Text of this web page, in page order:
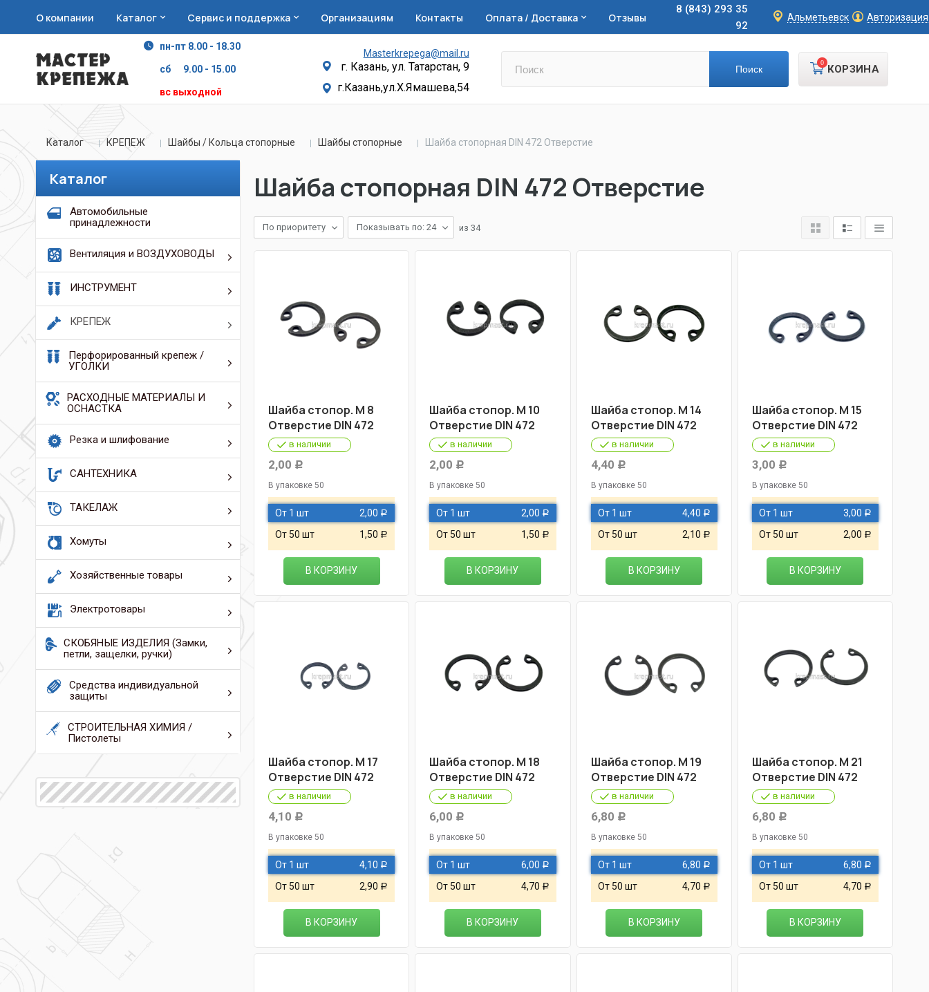
О компании Каталог Сервис и поддержка Организациям Контакты Оплата / Доставка Отзывы
8 (843) 293 35
92
Альметьевск Авторизация
пн-пт 8.00 - 18.30
сб 9.00 - 15.00
вс выходной
Masterkrepega@mail.ru
г. Казань, ул. Татарстан, 9
г.Казань,ул.Х.Ямашева,54
КОРЗИНА
0
Каталог КРЕПЕЖ Шайбы / Кольца стопорные Шайбы стопорные Шайба стопорная DIN 472 Отверстие
Каталог
Автомобильные
принадлежности
Вентиляция и ВОЗДУХОВОДЫ
ИНСТРУМЕНТ
КРЕПЕЖ
Перфорированный крепеж /
УГОЛКИ
РАСХОДНЫЕ МАТЕРИАЛЫ И
ОСНАСТКА
Резка и шлифование
САНТЕХНИКА
ТАКЕЛАЖ
Хомуты
Хозяйственные товары
Электротовары
СКОБЯНЫЕ ИЗДЕЛИЯ (Замки,
петли, защелки, ручки)
Средства индивидуальной
защиты
СТРОИТЕЛЬНАЯ ХИМИЯ /
Пистолеты
Шайба стопорная DIN 472 Отверстие
По приоритету Показывать по: 24 из 34
Шайба стопор. М 8
Отверстие DIN 472
в наличии
2,00 Р
В упаковке 50
От 1 шт 2,00 Р
От 50 шт 1,50 Р
В КОРЗИНУ
Шайба стопор. М 10
Отверстие DIN 472
в наличии
2,00 Р
В упаковке 50
От 1 шт 2,00 Р
От 50 шт 1,50 Р
В КОРЗИНУ
Шайба стопор. М 14
Отверстие DIN 472
в наличии
4,40 Р
В упаковке 50
От 1 шт 4,40 Р
От 50 шт 2,10 Р
В КОРЗИНУ
Шайба стопор. М 15
Отверстие DIN 472
в наличии
3,00 Р
В упаковке 50
От 1 шт 3,00 Р
От 50 шт 2,00 Р
В КОРЗИНУ
Шайба стопор. М 17
Отверстие DIN 472
в наличии
4,10 Р
В упаковке 50
От 1 шт 4,10 Р
От 50 шт 2,90 Р
В КОРЗИНУ
Шайба стопор. М 18
Отверстие DIN 472
в наличии
6,00 Р
В упаковке 50
От 1 шт 6,00 Р
От 50 шт 4,70 Р
В КОРЗИНУ
Шайба стопор. М 19
Отверстие DIN 472
в наличии
6,80 Р
В упаковке 50
От 1 шт 6,80 Р
От 50 шт 4,70 Р
В КОРЗИНУ
Шайба стопор. М 21
Отверстие DIN 472
в наличии
6,80 Р
В упаковке 50
От 1 шт 6,80 Р
От 50 шт 4,70 Р
В КОРЗИНУ